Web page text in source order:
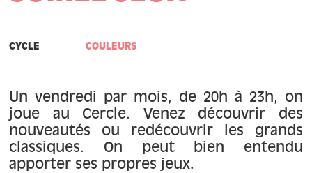
Sauvons le Cercle
À propos
CYCLE COULEURS
Un vendredi par mois, de 20h à 23h, on
joue au Cercle. Venez découvrir des
nouveautés ou redécouvrir les grands
classiques. On peut bien entendu
apporter ses propres jeux.